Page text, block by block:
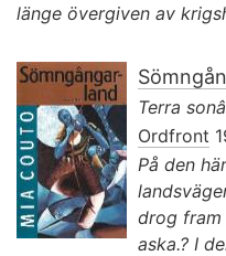
länge övergiven av
Terra
Ordfront
På den
drog fram
aska.? I